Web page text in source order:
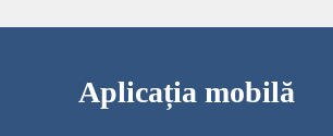
Aplicația mobilă